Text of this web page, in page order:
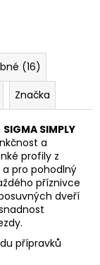
(16)
Značka
SIGMA SIMPLY
a
profily z
pro pohodlný
příznivce
dveří
přípravků